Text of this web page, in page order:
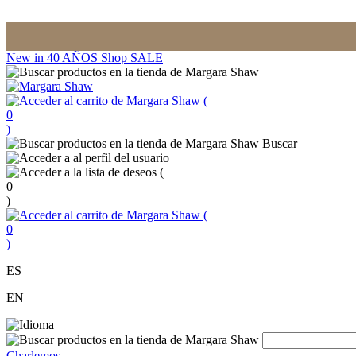
New in 40 AÑOS Shop SALE
(
0
)
Buscar
(
0
)
(
0
)
ES
EN